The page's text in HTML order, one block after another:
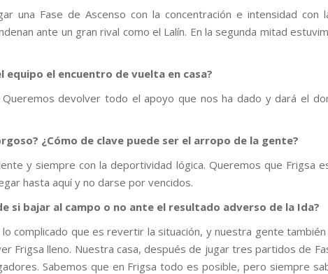
una Fase de Ascenso con la concentración e intensidad con
ante un gran rival como el Lalín. En la segunda mitad
equipo el encuentro de vuelta en casa?
devolver todo el apoyo que nos ha dado y dará el
¿Cómo de clave puede ser el arropo de la gente?
y siempre con la deportividad lógica. Queremos que Frigsa
hasta aquí y no darse por vencidos.
si bajar al campo o no ante el resultado adverso de la Ida?
complicado que es revertir la situación, y nuestra gente
Frigsa lleno. Nuestra casa, después de jugar tres partidos de
Sabemos que en Frigsa todo es posible, pero siempre